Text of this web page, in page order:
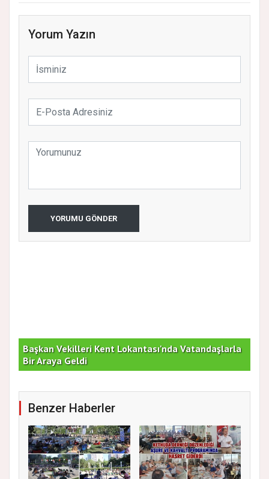
Yorum Yazın
YORUMU GÖNDER
Başkan Vekilleri Kent Lokantası'nda Vatandaşlarla
Bir Araya Geldi
Benzer Haberler